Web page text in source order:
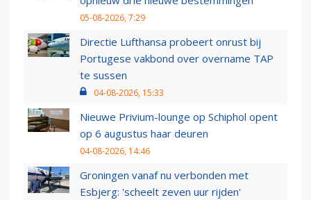
05-08-2026, 7:29
Directie Lufthansa probeert onrust bij
Portugese vakbond over overname TAP
te sussen
04-08-2026, 15:33
Nieuwe Privium-lounge op Schiphol opent
op 6 augustus haar deuren
04-08-2026, 14:46
Groningen vanaf nu verbonden met
Esbjerg: 'scheelt zeven uur rijden'